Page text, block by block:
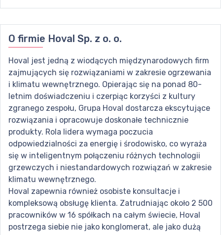
O firmie Hoval Sp. z o. o.
Hoval jest jedną z wiodących międzynarodowych firm
zajmujących się rozwiązaniami w zakresie ogrzewania
i klimatu wewnętrznego. Opierając się na ponad 80-
letnim doświadczeniu i czerpiąc korzyści z kultury
zgranego zespołu, Grupa Hoval dostarcza ekscytujące
rozwiązania i opracowuje doskonałe technicznie
produkty. Rola lidera wymaga poczucia
odpowiedzialności za energię i środowisko, co wyraża
się w inteligentnym połączeniu różnych technologii
grzewczych i niestandardowych rozwiązań w zakresie
klimatu wewnętrznego.
Hoval zapewnia również osobiste konsultacje i
kompleksową obsługę klienta. Zatrudniając około 2 500
pracowników w 16 spółkach na całym świecie, Hoval
postrzega siebie nie jako konglomerat, ale jako dużą